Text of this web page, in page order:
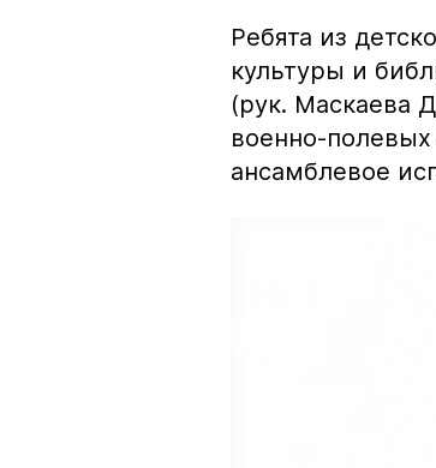
Ребята из
культуры и
(рук. Маскаева
военно-
ансамблевое